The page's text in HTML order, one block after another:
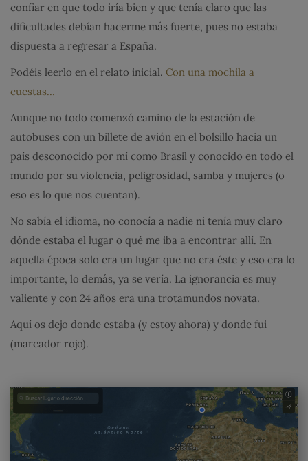
confiar en que todo iría bien y que tenía claro que las
dificultades debían hacerme más fuerte, pues no estaba
dispuesta a regresar a España.
Podéis leerlo en el relato inicial. Con una mochila a
cuestas…
Aunque no todo comenzó camino de la estación de
autobuses con un billete de avión en el bolsillo hacia un
país desconocido por mí como Brasil y conocido en todo el
mundo por su violencia, peligrosidad, samba y mujeres (o
eso es lo que nos cuentan).
No sabía el idioma, no conocía a nadie ni tenía muy claro
dónde estaba el lugar o qué me iba a encontrar allí. En
aquella época solo era un lugar que no era éste y eso era lo
importante, lo demás, ya se vería. La ignorancia es muy
valiente y con 24 años era una trotamundos novata.
Aquí os dejo donde estaba (y estoy ahora) y donde fui
(marcador rojo).